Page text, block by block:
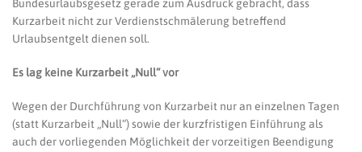
Bundesurlaubsgesetz gerade zum Ausdruck gebracht, dass
Kurzarbeit nicht zur Verdienstschmälerung betreffend
Urlaubsentgelt dienen soll.
Es lag keine Kurzarbeit „Null“ vor
Wegen der Durchführung von Kurzarbeit nur an einzelnen Tagen
(statt Kurzarbeit „Null“) sowie der kurzfristigen Einführung als
auch der vorliegenden Möglichkeit der vorzeitigen Beendigung